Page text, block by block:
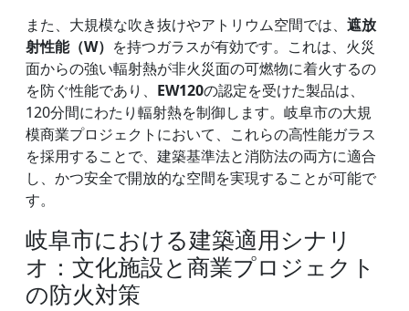
また、大規模な吹き抜けやアトリウム空間では、 遮放
射性能（W） を持つガラスが有効です。これは、火災
面からの強い輻射熱が非火災面の可燃物に着火するの
を防ぐ性能であり、 EW120の認定を受けた製品は、
120分間にわたり輻射熱を制御します。岐阜市の大規
模商業プロジェクトにおいて、これらの高性能ガラス
を採用することで、建築基準法と消防法の両方に適合
し、かつ安全で開放的な空間を実現することが可能で
す。
岐阜市における建築適用シナリ
オ：文化施設と商業プロジェクト
の防火対策